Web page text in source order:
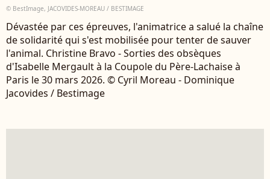
© BestImage, JACOVIDES-MOREAU / BESTIMAGE
Dévastée par ces épreuves, l'animatrice a salué la chaîne
de solidarité qui s'est mobilisée pour tenter de sauver
l'animal. Christine Bravo - Sorties des obsèques
d'Isabelle Mergault à la Coupole du Père-Lachaise à
Paris le 30 mars 2026. © Cyril Moreau - Dominique
Jacovides / Bestimage